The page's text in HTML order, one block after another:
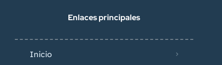
Enlaces principales
Inicio